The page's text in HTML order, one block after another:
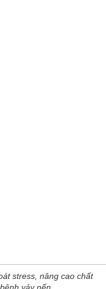
stress, nâng cao chất